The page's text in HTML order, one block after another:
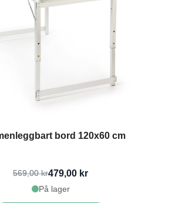
bord 120x60 cm
569,00 kr479,00 kr
På lager